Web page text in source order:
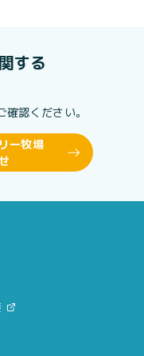
する
確認ください。
ー牧場